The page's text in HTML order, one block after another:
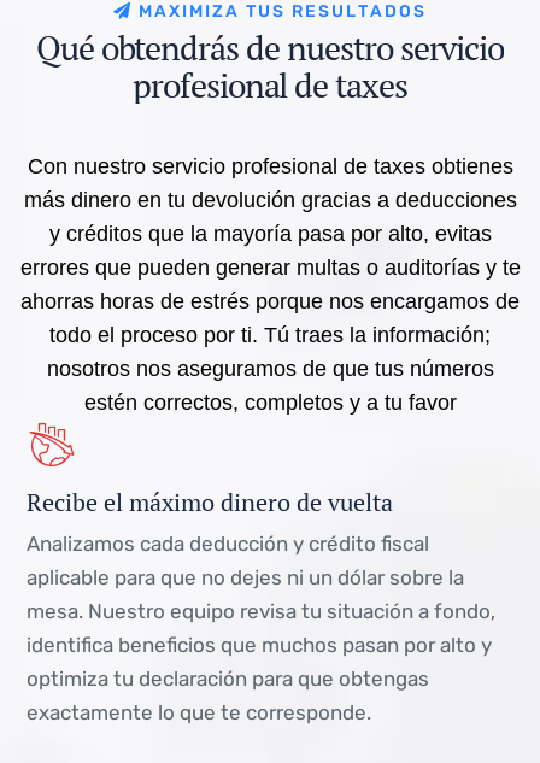
MAXI MIZA TUS RESU LTADOS
Quéobtendrásdenuestroservicio
profesionaldetaxes
Con nuestro servicio profesional de taxes obtienes
más dinero en tu devolución gracias a deducciones
y créditos que la mayoría pasa por alto, evitas
errores que pueden generar multas o auditorías y te
ahorras horas de estrés porque nos encargamos de
todo el proceso por ti. Tú traes la información;
nosotros nos aseguramos de que tus números
estén correctos, completos y a tu favor
Recibe el máximo dinero de vuelta
Analizamos cada deducción y crédito fiscal
aplicable para que no dejes ni un dólar sobre la
mesa. Nuestro equipo revisa tu situación a fondo,
identifica beneficios que muchos pasan por alto y
optimiza tu declaración para que obtengas
exactamente lo que te corresponde.